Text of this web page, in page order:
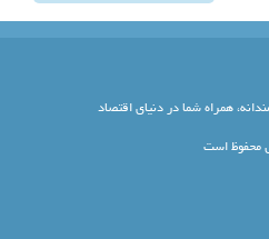
همراه شما در دنیای اقتصاد